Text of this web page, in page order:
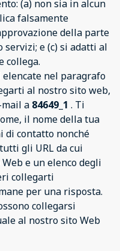
(a) non sia in alcun
falsamente
della parte
servizi; e (c) si adatti al
collega.
nel paragrafo
al nostro sito web,
a 84649_1 . Ti
il nome della tua
di contatto nonché
gli URL da cui
e un elenco degli
collegarti
per una risposta.
collegarsi
al nostro sito Web